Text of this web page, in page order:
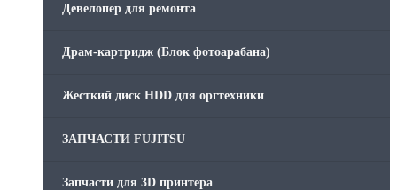
Девелопер для ремонта
Драм-картридж (Блок фотоарабана)
Жесткий диск HDD для оргтехники
ЗАПЧАСТИ FUJITSU
Запчасти для 3D принтера